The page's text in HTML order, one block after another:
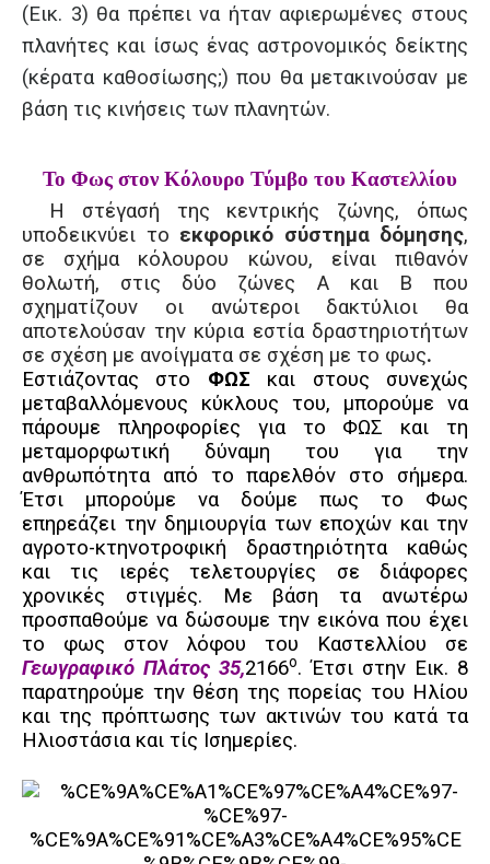
(Εικ. 3) θα πρέπει να ήταν αφιερωμένες στους
πλανήτες και ίσως ένας αστρονομικός δείκτης
(κέρατα καθοσίωσης;) που θα μετακινούσαν με
βάση τις κινήσεις των πλανητών.
Το Φως στον Κόλουρο Τύμβο του Καστελλίου
Η στέγασή της κεντρικής ζώνης, όπως
υποδεικνύει το εκφορικό σύστημα δόμησης,
σε σχήμα κόλουρου κώνου, είναι πιθανόν
θολωτή, στις δύο ζώνες Α και Β που
σχηματίζουν οι ανώτεροι δακτύλιοι θα
αποτελούσαν την κύρια εστία δραστηριοτήτων
σε σχέση με ανοίγματα σε σχέση με το φως.
Εστιάζοντας στο ΦΩΣ
και στους συνεχώς
μεταβαλλόμενους κύκλους του, μπορούμε να
πάρουμε πληροφορίες για το ΦΩΣ και τη
μεταμορφωτική δύναμη του για την
ανθρωπότητα από το παρελθόν στο σήμερα.
Έτσι μπορούμε να δούμε πως το Φως
επηρεάζει την δημιουργία των εποχών και την
αγροτο-κτηνοτροφική δραστηριότητα καθώς
και τις ιερές τελετουργίες σε διάφορες
χρονικές στιγμές. Με βάση τα ανωτέρω
προσπαθούμε να δώσουμε την εικόνα που έχει
το φως στον λόφου του Καστελλίου σε
Γεωγραφικό Πλάτος 35,2166ο. Έτσι στην Εικ. 8
παρατηρούμε την θέση της πορείας του Ηλίου
και της πρόπτωσης των ακτινών του κατά τα
Ηλιοστάσια και τίς Ισημερίες.